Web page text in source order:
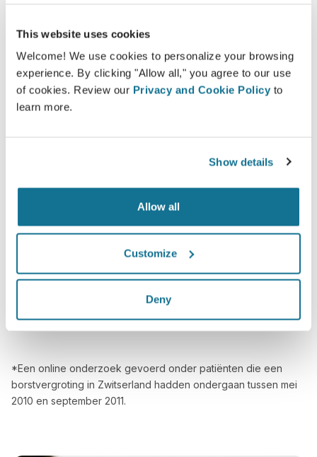
This website uses cookies
Welcome! We use cookies to personalize your browsing
experience. By clicking "Allow all," you agree to our use
of cookies. Review our Privacy and Cookie Policy to
learn more.
Show details
Allow all
Customize
Deny
lichaam.
patiënten bij het maken van de juiste keuze.
Tevreden
100% van de vrouwen zeiden tevreden of zeer
tevreden te zijn met hun ingreep na eerst vooraf
de Crisalix 3D simulatie te hebben gezien.*
*Een online onderzoek gevoerd onder patiënten die een
borstvergroting in Zwitserland hadden ondergaan tussen mei
2010 en september 2011.